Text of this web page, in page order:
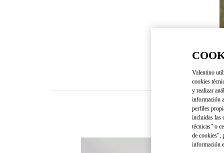
Valentino
cookies
y realizar
información
perfiles
incluidas las
técnicas" o
de cookies",
información